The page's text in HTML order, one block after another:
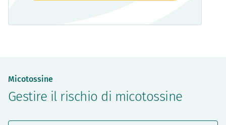
Micotossine
Gestire il rischio di micotossine